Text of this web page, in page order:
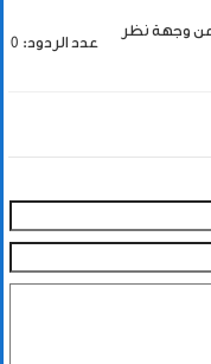
عن وجهة نظر
عدد الردود: 0